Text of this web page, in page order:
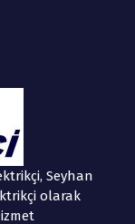
Seyhan
olarak